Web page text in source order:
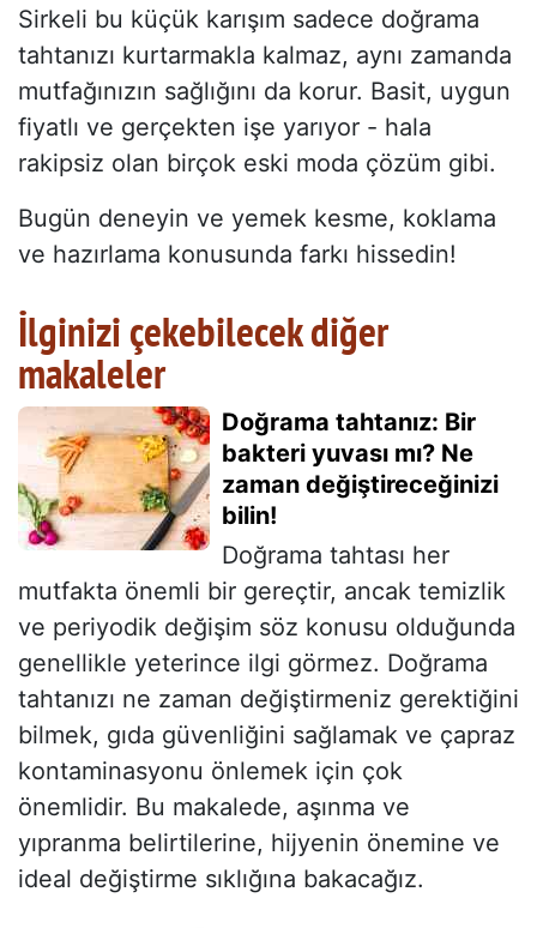
Sirkeli bu küçük karışım sadece doğrama
tahtanızı kurtarmakla kalmaz, aynı zamanda
mutfağınızın sağlığını da korur. Basit, uygun
fiyatlı ve gerçekten işe yarıyor - hala
rakipsiz olan birçok eski moda çözüm gibi.
Bugün deneyin ve yemek kesme, koklama
ve hazırlama konusunda farkı hissedin!
İlginizi çekebilecek diğer
makaleler
Doğrama tahtanız: Bir
bakteri yuvası mı? Ne
zaman değiştireceğinizi
bilin!
Doğrama tahtası her
mutfakta önemli bir gereçtir, ancak temizlik
ve periyodik değişim söz konusu olduğunda
genellikle yeterince ilgi görmez. Doğrama
tahtanızı ne zaman değiştirmeniz gerektiğini
bilmek, gıda güvenliğini sağlamak ve çapraz
kontaminasyonu önlemek için çok
önemlidir. Bu makalede, aşınma ve
yıpranma belirtilerine, hijyenin önemine ve
ideal değiştirme sıklığına bakacağız.